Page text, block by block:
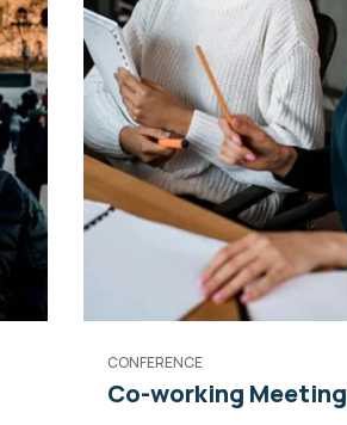
CONFERENCE
Co-working Meeting